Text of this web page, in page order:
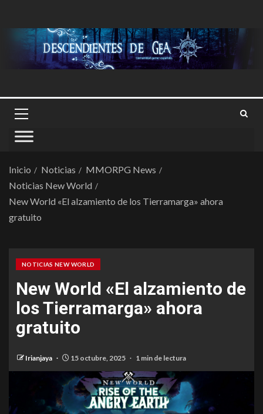
Inicio Noticias
MMORPG News
Noticias New World
New World «El alzamiento de los Tierramarga» ahora
gratuito
NOTICIAS NEW WORLD
New World «El alzamiento de
los Tierramarga» ahora
gratuito
Irianjaya 15 octubre, 2025 1 min de lectura